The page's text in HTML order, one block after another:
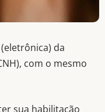
da
com o mesmo
sua habilitação